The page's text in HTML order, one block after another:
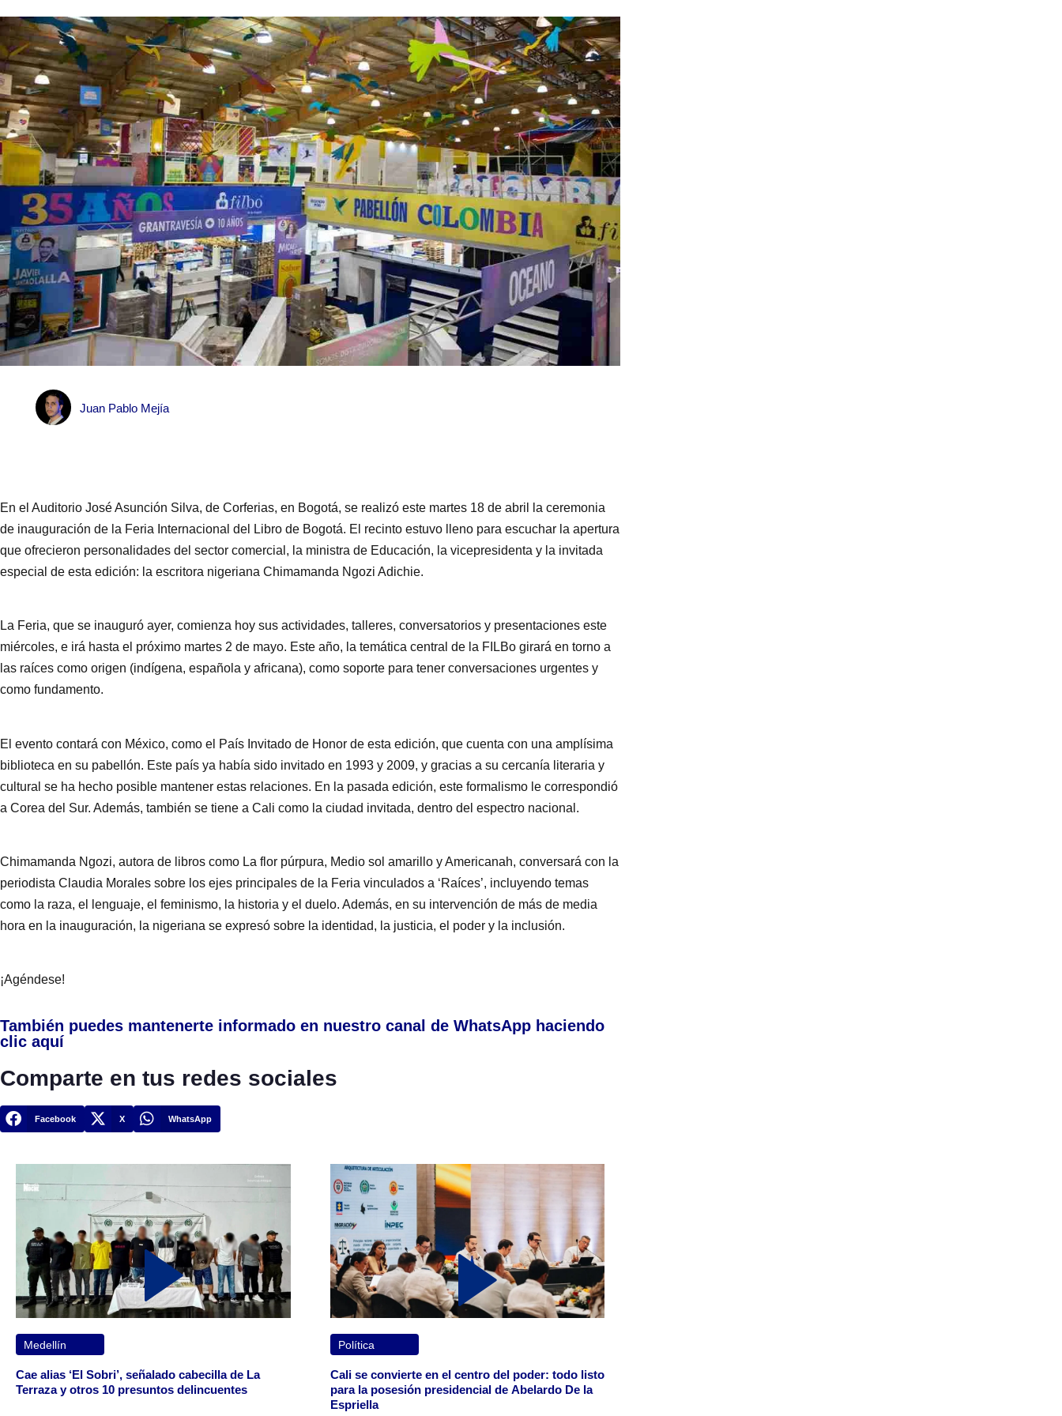
Juan Pablo Mejía
En el Auditorio José Asunción Silva, de Corferias, en Bogotá, se realizó este martes 18 de abril la ceremonia
de inauguración de la Feria Internacional del Libro de Bogotá. El recinto estuvo lleno para escuchar la apertura
que ofrecieron personalidades del sector comercial, la ministra de Educación, la vicepresidenta y la invitada
especial de esta edición: la escritora nigeriana Chimamanda Ngozi Adichie.
La Feria, que se inauguró ayer, comienza hoy sus actividades, talleres, conversatorios y presentaciones este
miércoles, e irá hasta el próximo martes 2 de mayo. Este año, la temática central de la FILBo girará en torno a
las raíces como origen (indígena, española y africana), como soporte para tener conversaciones urgentes y
como fundamento.
El evento contará con México, como el País Invitado de Honor de esta edición, que cuenta con una amplísima
biblioteca en su pabellón. Este país ya había sido invitado en 1993 y 2009, y gracias a su cercanía literaria y
cultural se ha hecho posible mantener estas relaciones. En la pasada edición, este formalismo le correspondió
a Corea del Sur. Además, también se tiene a Cali como la ciudad invitada, dentro del espectro nacional.
Chimamanda Ngozi, autora de libros como La flor púrpura, Medio sol amarillo y Americanah, conversará con la
periodista Claudia Morales sobre los ejes principales de la Feria vinculados a ‘Raíces’, incluyendo temas
como la raza, el lenguaje, el feminismo, la historia y el duelo. Además, en su intervención de más de media
hora en la inauguración, la nigeriana se expresó sobre la identidad, la justicia, el poder y la inclusión.
¡Agéndese!
También puedes mantenerte informado en nuestro canal de WhatsApp haciendo
clic aquí
Comparte en tus redes sociales
Facebook X WhatsApp
Medellín
Cae alias ‘El Sobri’, señalado cabecilla de La
Terraza y otros 10 presuntos delincuentes
Política
Cali se convierte en el centro del poder: todo listo
para la posesión presidencial de Abelardo De la
Espriella